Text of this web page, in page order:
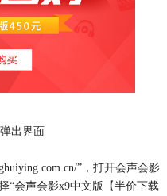
出界面
”，打开会声会影
“会声会影x9中文版【半价下载